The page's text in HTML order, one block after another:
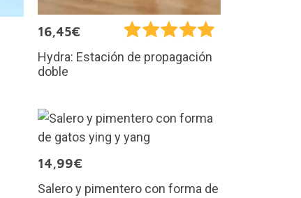
16,45€
Hydra: Estación de propagación
doble
14,99€
Salero y pimentero con forma de